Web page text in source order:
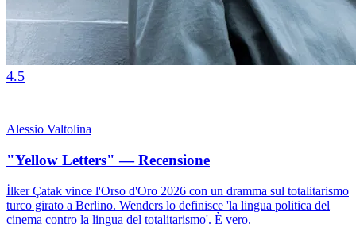
4.5
Alessio Valtolina
"Yellow Letters" — Recensione
İlker Çatak vince l'Orso d'Oro 2026 con un dramma sul totalitarismo
turco girato a Berlino. Wenders lo definisce 'la lingua politica del
cinema contro la lingua del totalitarismo'. È vero.